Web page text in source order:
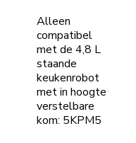
Alleen
compatibel
met de 4,8 L
staande
keukenrobot
met in hoogte
verstelbare
kom: 5KPM5